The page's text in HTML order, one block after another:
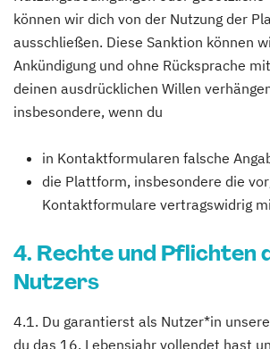
können wir dich von der Nutzung der
ausschließen. Diese Sanktion können
Ankündigung und ohne Rücksprache
deinen ausdrücklichen Willen
insbesondere, wenn du
in Kontaktformularen falsche
die Plattform, insbesondere die
Kontaktformulare vertragswidrig
4. Rechte und Pflichten
Nutzers
4.1. Du garantierst als Nutzer*in
du das 16. Lebensjahr vollendet hast